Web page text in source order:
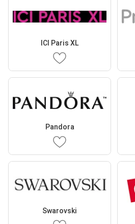
ICI Paris XL
Pandora
Swarovski